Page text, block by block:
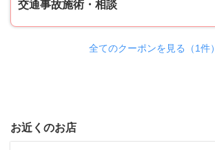
交通事故施術・相談
全てのクーポンを見る（1件）
お近くのお店